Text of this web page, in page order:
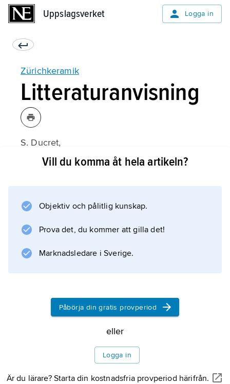
Uppslagsverket Logga in
Zürichkeramik
Litteraturanvisning
S. Ducret,
Die Zürcher Porzellanmanufaktur und ihre
Information om artikeln
Vill du komma åt hela artikeln?
Objektiv och pålitlig kunskap.
Prova det, du kommer att gilla det!
Marknadsledare i Sverige.
Påbörja din gratis provperiod
eller
Logga in
Är du lärare? Starta din kostnadsfria provperiod härifrån.